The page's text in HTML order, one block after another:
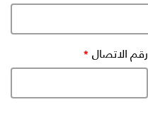
رقم الاتصال